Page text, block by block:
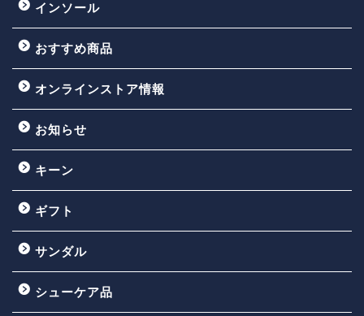
インソール
おすすめ商品
オンラインストア情報
お知らせ
キーン
ギフト
サンダル
シューケア品